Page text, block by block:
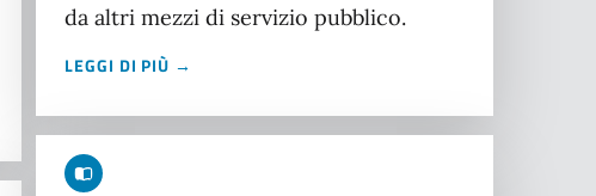
da altri mezzi di servizio pubblico.
LEGGI DI PIÙ →